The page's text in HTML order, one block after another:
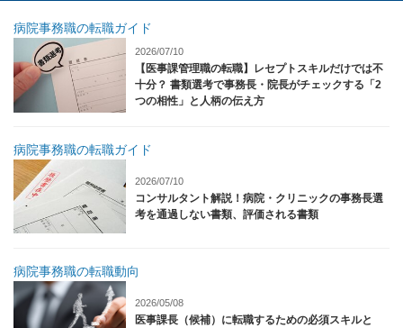
病院事務職の転職ガイド
2026/07/10
【医事課管理職の転職】レセプトスキルだけでは不
十分？ 書類選考で事務長・院長がチェックする「2
つの相性」と人柄の伝え方
病院事務職の転職ガイド
2026/07/10
コンサルタント解説！病院・クリニックの事務長選
考を通過しない書類、評価される書類
病院事務職の転職動向
2026/05/08
医事課長（候補）に転職するための必須スキルと